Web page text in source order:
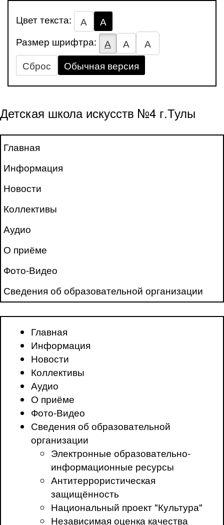
Цвет текста: А
А
Размер шрифтра:
А А
А
Сброс
Обычная версия
Детская школа искусств №4 г.Тулы
Главная
Информация
Новости
Коллективы
Аудио
О приёме
Фото-Видео
Сведения об образовательной организации
Главная
Информация
Новости
Коллективы
Аудио
О приёме
Фото-Видео
Сведения об образовательной
организации
Электронные образовательно-
информационные ресурсы
Антитеррористическая
защищённость
Национальный проект "Культура"
Независимая оценка качества